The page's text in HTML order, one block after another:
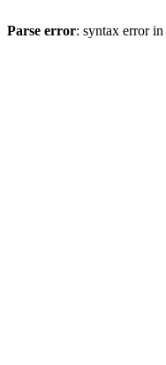
Parse error: syntax error in